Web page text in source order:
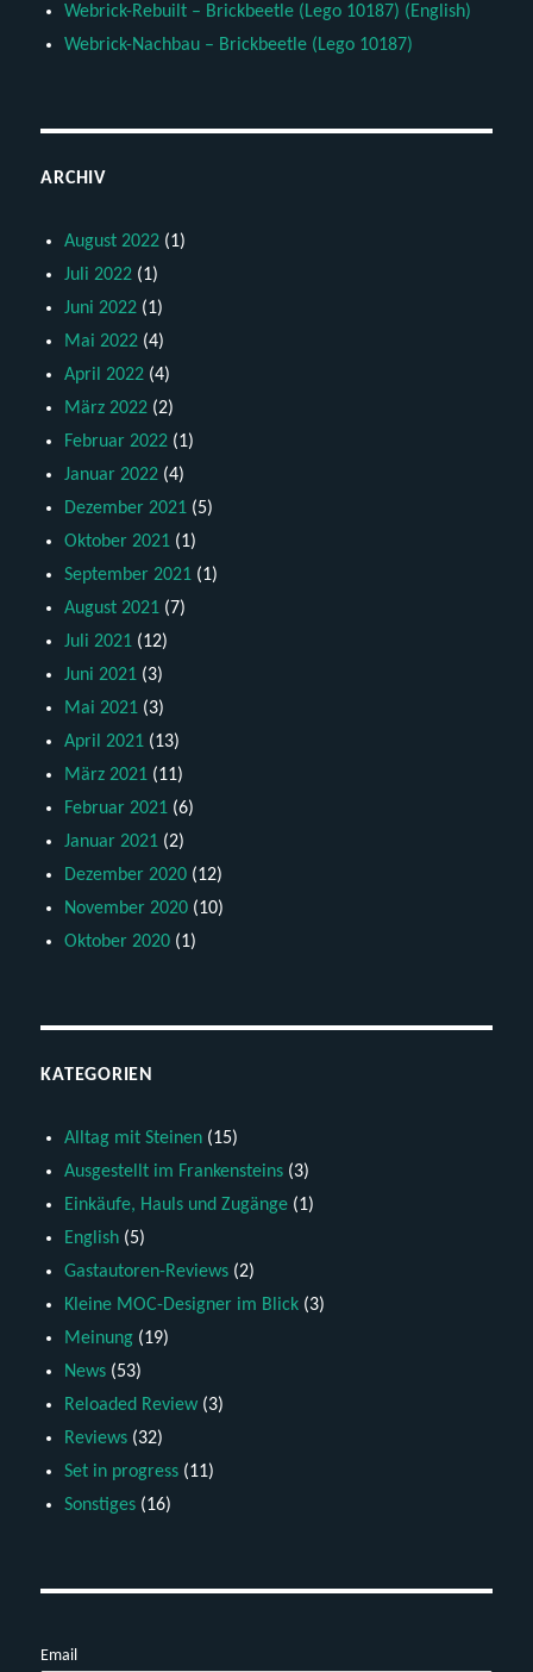
Webrick-Rebuilt – Brickbeetle (Lego 10187) (English)
Webrick-Nachbau – Brickbeetle (Lego 10187)
ARCHIV
August 2022 (1)
Juli 2022 (1)
Juni 2022 (1)
Mai 2022 (4)
April 2022 (4)
März 2022 (2)
Februar 2022 (1)
Januar 2022 (4)
Dezember 2021 (5)
Oktober 2021 (1)
September 2021 (1)
August 2021 (7)
Juli 2021 (12)
Juni 2021 (3)
Mai 2021 (3)
April 2021 (13)
März 2021 (11)
Februar 2021 (6)
Januar 2021 (2)
Dezember 2020 (12)
November 2020 (10)
Oktober 2020 (1)
KATEGORIEN
Alltag mit Steinen (15)
Ausgestellt im Frankensteins (3)
Einkäufe, Hauls und Zugänge (1)
English (5)
Gastautoren-Reviews (2)
Kleine MOC-Designer im Blick (3)
Meinung (19)
News (53)
Reloaded Review (3)
Reviews (32)
Set in progress (11)
Sonstiges (16)
Email